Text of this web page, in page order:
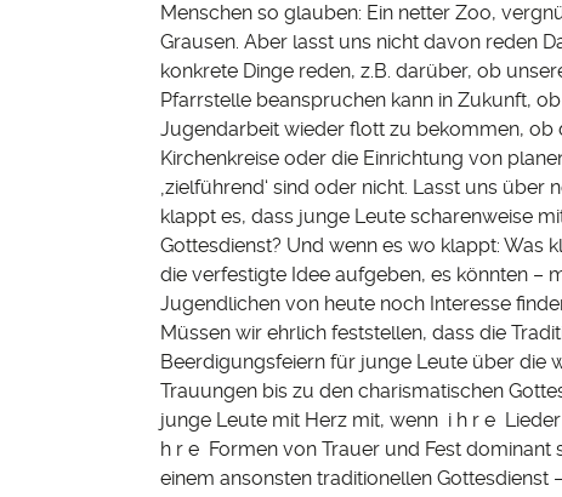
Menschen so glauben: Ein netter Zoo,
Grausen. Aber lasst uns nicht davon reden
konkrete Dinge reden, z.B. darüber, ob
Pfarrstelle beanspruchen kann in Zukunft,
Jugendarbeit wieder flott zu bekommen,
Kirchenkreise oder die Einrichtung von
‚zielführend‘ sind oder nicht. Lasst uns
klappt es, dass junge Leute scharenweise
Gottesdienst? Und wenn es wo klappt: Was
die verfestigte Idee aufgeben, es könnten –
Jugendlichen von heute noch Interesse
Müssen wir ehrlich feststellen, dass die
Beerdigungsfeiern für junge Leute über die
Trauungen bis zu den charismatischen
junge Leute mit Herz mit, wenn i h r e
h r e Formen von Trauer und Fest dominant
einem ansonsten traditionellen Gottesdienst